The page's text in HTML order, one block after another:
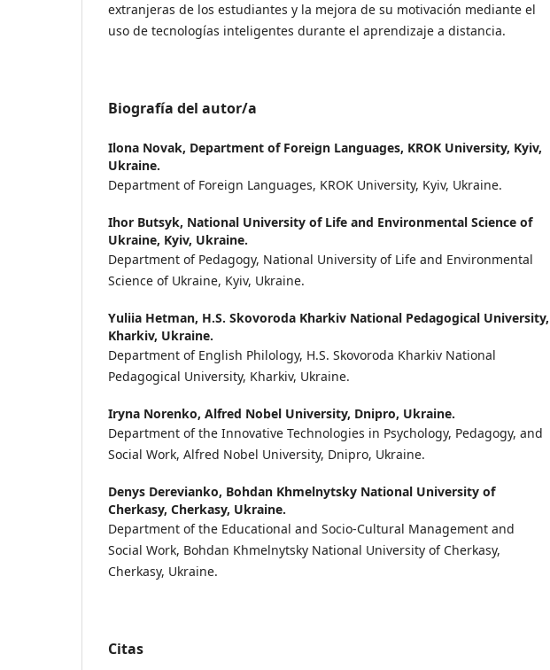
extranjeras de los estudiantes y la mejora de su motivación mediante el
uso de tecnologías inteligentes durante el aprendizaje a distancia.
Biografía del autor/a
Ilona Novak, Department of Foreign Languages, KROK University, Kyiv,
Ukraine.
Department of Foreign Languages, KROK University, Kyiv, Ukraine.
Ihor Butsyk, National University of Life and Environmental Science of
Ukraine, Kyiv, Ukraine.
Department of Pedagogy, National University of Life and Environmental
Science of Ukraine, Kyiv, Ukraine.
Yuliia Hetman, H.S. Skovoroda Kharkiv National Pedagogical University,
Kharkiv, Ukraine.
Department of English Philology, H.S. Skovoroda Kharkiv National
Pedagogical University, Kharkiv, Ukraine.
Iryna Norenko, Alfred Nobel University, Dnipro, Ukraine.
Department of the Innovative Technologies in Psychology, Pedagogy, and
Social Work, Alfred Nobel University, Dnipro, Ukraine.
Denys Derevianko, Bohdan Khmelnytsky National University of
Cherkasy, Cherkasy, Ukraine.
Department of the Educational and Socio-Cultural Management and
Social Work, Bohdan Khmelnytsky National University of Cherkasy,
Cherkasy, Ukraine.
Citas